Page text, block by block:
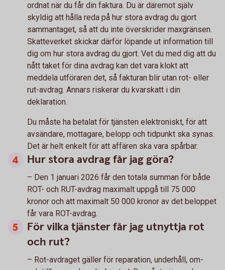
ordnat när du får din faktura. Du är däremot själv
skyldig att hålla reda på hur stora avdrag du gjort
sammantaget, så att du inte överskrider maxgränsen.
Skatteverket skickar därför löpande ut information till
dig om hur stora avdrag du gjort. Vet du med dig att du
nått taket för dina avdrag kan det vara klokt att
meddela utföraren det, så fakturan blir utan rot- eller
rut-avdrag. Annars riskerar du kvarskatt i din
deklaration.
Du måste ha betalat för tjänsten elektroniskt, för att
avsändare, mottagare, belopp och tidpunkt ska synas.
Det är helt enkelt för att affären ska vara spårbar.
Hur stora avdrag får jag göra?
– Den 1 januari 2026 får den totala summan för både
ROT- och RUT-avdrag maximalt uppgå till 75 000
kronor och att maximalt 50 000 kronor av det beloppet
får vara ROT-avdrag.
För vilka tjänster får jag utnyttja rot
och rut?
– Rot-avdraget gäller för reparation, underhåll, om-